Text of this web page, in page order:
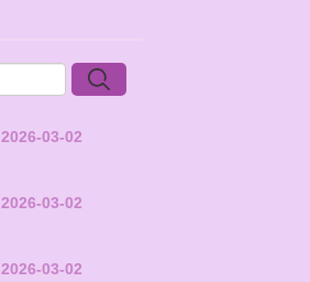
2026-03-02
2026-03-02
2026-03-02